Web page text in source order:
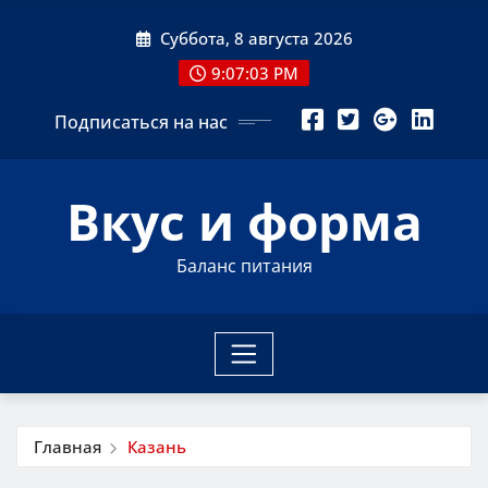
Суббота, 8 августа 2026
9:07:04 PM
Подписаться на нас
Вкус и форма
Баланс питания
Главная Казань